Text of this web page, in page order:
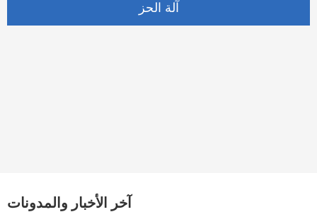
آلة الحز
آخر الأخبار والمدونات